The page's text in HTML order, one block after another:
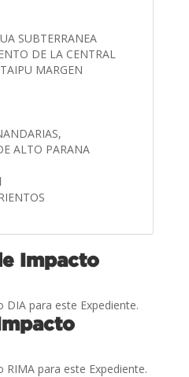
SUBTERRANEA
DE LA CENTRAL
MARGEN
ALTO PARANA
Impacto
para este Expediente.
para este Expediente.